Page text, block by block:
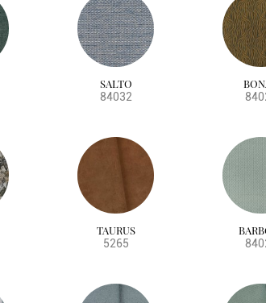
SALTO
84032
TAURUS
5265